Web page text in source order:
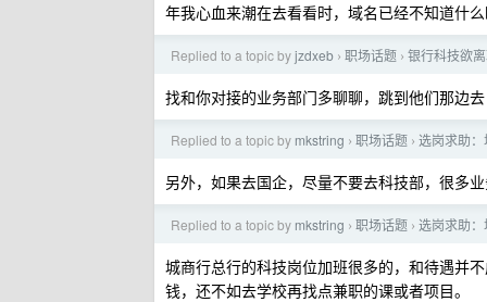
年我心血来潮在去看看时，域名已经不知道什
Replied to a topic byjzdxeb › 职场话题 › 银行科技欲
找和你对接的业务部门多聊聊，跳到他们那边去
Replied to a topic by mkstring › 职场话题 › 选岗求助
另外，如果去国企，尽量不要去科技部，很多
Replied to a topic by mkstring › 职场话题 › 选岗求助
城商行总行的科技岗位加班很多的，和待遇并
钱，还不如去学校再找点兼职的课或者项目。